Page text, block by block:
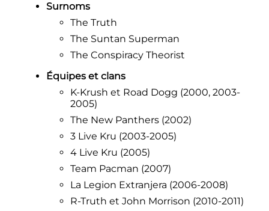
Surnoms
The Truth
The Suntan Superman
The Conspiracy Theorist
Équipes et clans
K-Krush et Road Dogg (2000, 2003-
2005)
The New Panthers (2002)
3 Live Kru (2003-2005)
4 Live Kru (2005)
Team Pacman (2007)
La Legion Extranjera (2006-2008)
R-Truth et John Morrison (2010-2011)